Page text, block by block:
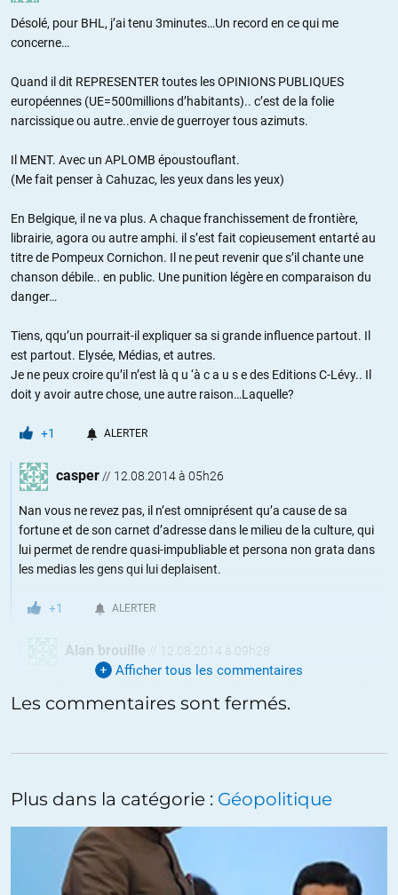
Désolé, pour BHL, j’ai tenu 3minutes…Un record en ce qui me
concerne…
Quand il dit REPRESENTER toutes les OPINIONS PUBLIQUES
européennes (UE=500millions d’habitants).. c’est de la folie
narcissique ou autre..envie de guerroyer tous azimuts.
Il MENT. Avec un APLOMB époustouflant.
(Me fait penser à Cahuzac, les yeux dans les yeux)
En Belgique, il ne va plus. A chaque franchissement de frontière,
librairie, agora ou autre amphi. il s’est fait copieusement entarté au
titre de Pompeux Cornichon. Il ne peut revenir que s’il chante une
chanson débile.. en public. Une punition légère en comparaison du
danger…
Tiens, qqu’un pourrait-il expliquer sa si grande influence partout. Il
est partout. Elysée, Médias, et autres.
Je ne peux croire qu’il n’est là q u ‘à c a u s e des Editions C-Lévy.. Il
doit y avoir autre chose, une autre raison…Laquelle?
+1 ALERTER
casper // 12.08.2014 à 05h26
Nan vous ne revez pas, il n’est omniprésent qu’a cause de sa
fortune et de son carnet d’adresse dans le milieu de la culture, qui
lui permet de rendre quasi-impubliable et persona non grata dans
les medias les gens qui lui deplaisent.
+1 ALERTER
Alan brouille 12.08.2014 à 09h28
les insultes !
casper//12.08.2014 à 15h03
Ah bon, France Culture ca n’est pas la culture ? On m’aurait
menti ? Aie aie aie aie aie, pauvre de moi qui allait chercher mes
Afficher tous les commentaires
Les commentaires sont fermés.
Plus dans la catégorie : Géopolitique